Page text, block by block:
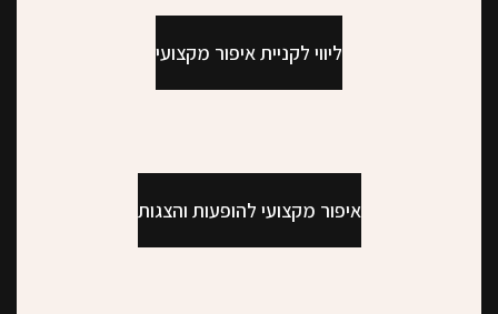
ליווי לקניית איפור מקצועי
איפור מקצועי להופעות והצגות